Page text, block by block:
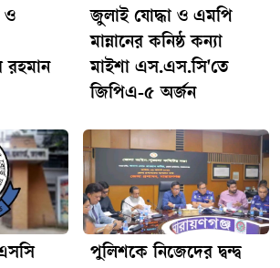
অ্যান্ড সিভিল ডিফেন্সের উপসহকারী
আরেফিন।
ও
রহমান
জুলাই যোদ্ধা ও এমপি
মান্নানের কনিষ্ঠ কন্যা
মাইশা এস.এস.সি'তে
জিপিএ-৫ অর্জন
পুলিশকে নিজেদের দ্বন্দ্ব